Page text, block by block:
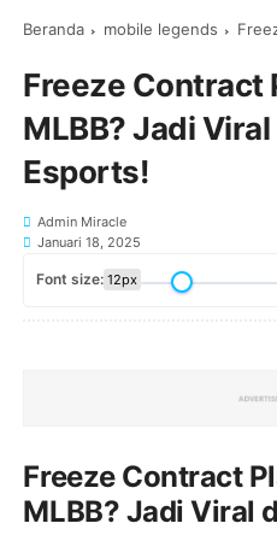
Beranda mobile legends Freeze
Freeze Contract
MLBB? Jadi
Esports!
Admin Miracle
Januari 18, 2025
Font size: 12px
Freeze Contract
MLBB? Jadi Viral